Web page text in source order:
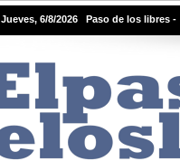
Jueves, 6/8/2026 Paso de los libres -